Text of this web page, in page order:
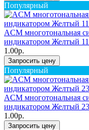
Популярный
ACM многотональная
индикатором Желтый
1.00р.
Запросить цену
Популярный
ACM многотональная
индикатором Желтый
1.00р.
Запросить цену